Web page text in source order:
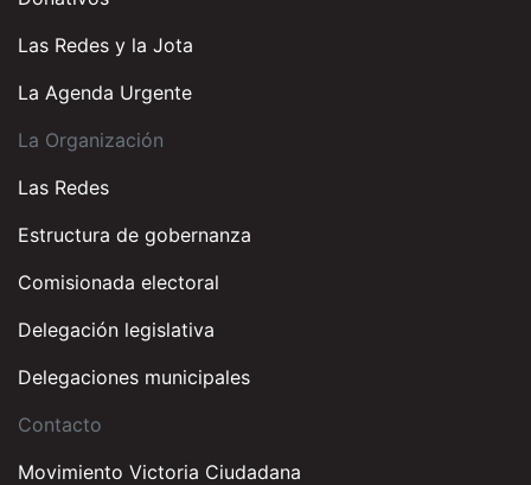
Las Redes y la Jota
La Agenda Urgente
La Organización
Las Redes
Estructura de gobernanza
Comisionada electoral
Delegación legislativa
Delegaciones municipales
Contacto
Movimiento Victoria Ciudadana